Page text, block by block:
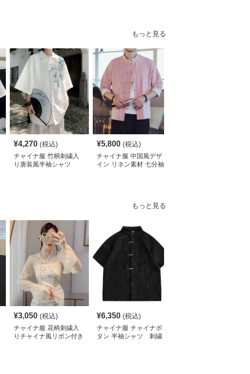
もっと見る
¥4,270 (税込)
チャイナ服 竹柄刺繍入
り唐装風半袖シャツ
¥5,800 (税込)
チャイナ服 中国風デザ
イン リネン素材 七分袖
もっと見る
¥3,050 (税込)
チャイナ服 花柄刺繍入
りチャイナ風リボン付き
¥6,350 (税込)
チャイナ服 チャイナボ
タン 半袖シャツ 刺繍